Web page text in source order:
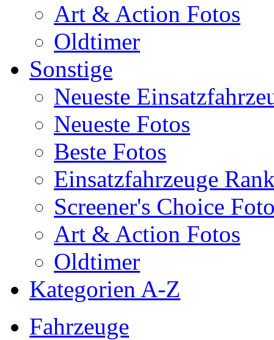
Art & Action Fotos
Oldtimer
Sonstige
Neueste
Neueste Fotos
Beste Fotos
Einsatzfahrzeuge
Screener's Choice
Art & Action Fotos
Oldtimer
Kategorien A-Z
Fahrzeuge